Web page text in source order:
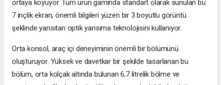
ortaya koyuyor. Tüm ürün gamında standart olarak sunulan bu
7 inçlik ekran, önemli bilgileri yüzen bir 3 boyutlu görüntü
şeklinde yansıtan optik yansıma teknolojisini kullanıyor.
Orta konsol, araç içi deneyiminin önemli bir bölümünü
oluşturuyor. Yüksek ve davetkar bir şekilde tasarlanan bu
bölüm, orta kolçak altında bulunan 6,7 litrelik bölme ve